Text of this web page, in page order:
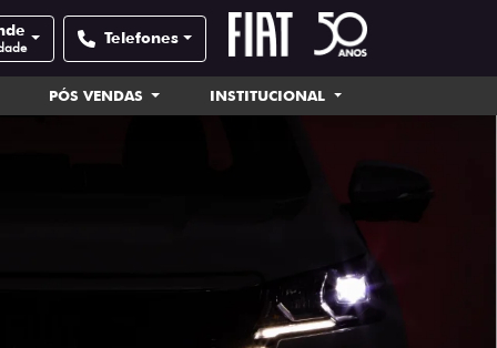
Telefones
PÓS VENDAS INSTITUCIONAL